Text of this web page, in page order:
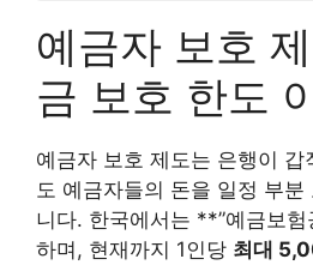
예금자 보호
금 보호 한도
예금자 보호 제도는 은행이
도 예금자들의 돈을 일정 부분
니다. 한국에서는 **”예금보
하며, 현재까지 1인당 최대